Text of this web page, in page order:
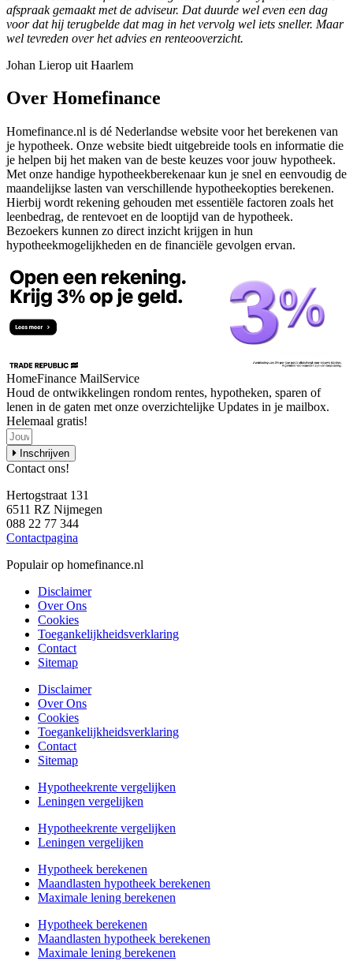
afspraak gemaakt met de adviseur. Dat duurde wel even een dag
voor dat hij terugbelde dat mag in het vervolg wel iets sneller. Maar
wel tevreden over het advies en renteooverzicht.
Johan Lierop uit Haarlem
Over Homefinance
Homefinance.nl is dé Nederlandse website voor het berekenen van
je hypotheek. Onze website biedt uitgebreide tools en informatie die
je helpen bij het maken van de beste keuzes voor jouw hypotheek.
Met onze handige hypotheekberekenaar kun je snel en eenvoudig de
maandelijkse lasten van verschillende hypotheekopties berekenen.
Hierbij wordt rekening gehouden met essentiële factoren zoals het
leenbedrag, de rentevoet en de looptijd van de hypotheek.
Bezoekers kunnen zo direct inzicht krijgen in hun
hypotheekmogelijkheden en de financiële gevolgen ervan.
HomeFinance MailService
Houd de ontwikkelingen rondom rentes, hypotheken, sparen of
lenen in de gaten met onze overzichtelijke Updates in je mailbox.
Helemaal gratis!
Inschrijven
Contact ons!
Hertogstraat 131
6511 RZ Nijmegen
088 22 77 344
Contactpagina
Populair op homefinance.nl
Disclaimer
Over Ons
Cookies
Toegankelijkheidsverklaring
Contact
Sitemap
Disclaimer
Over Ons
Cookies
Toegankelijkheidsverklaring
Contact
Sitemap
Hypotheekrente vergelijken
Leningen vergelijken
Hypotheekrente vergelijken
Leningen vergelijken
Hypotheek berekenen
Maandlasten hypotheek berekenen
Maximale lening berekenen
Hypotheek berekenen
Maandlasten hypotheek berekenen
Maximale lening berekenen